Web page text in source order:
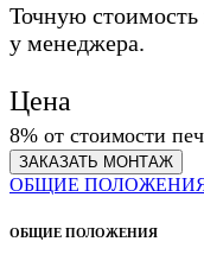
Точную
у менеджера.
Цена
8% от стоимости
ЗАКАЗАТЬ МОНТАЖ
ОБЩИЕ
ОБЩИЕ ПОЛОЖЕНИЯ